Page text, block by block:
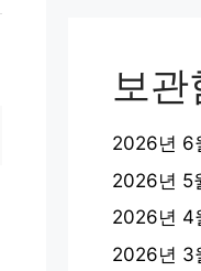
보관
2026년 6
2026년 5
2026년 4
2026년 3